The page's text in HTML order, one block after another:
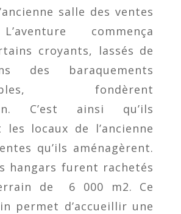
salle des ventes
commença
croyants, lassés de
des baraquements
fondèrent
C’est ainsi qu’ils
les locaux de l’ancienne
qu’ils aménagèrent.
hangars furent rachetés
de 6 000 m2. Ce
permet d’accueillir une